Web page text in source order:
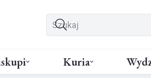
Kuria